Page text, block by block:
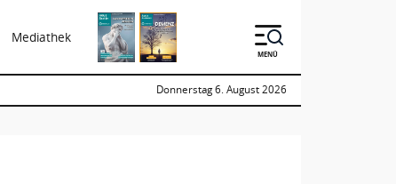
Mediathek
MENÜ
Donnerstag 6. August 2026